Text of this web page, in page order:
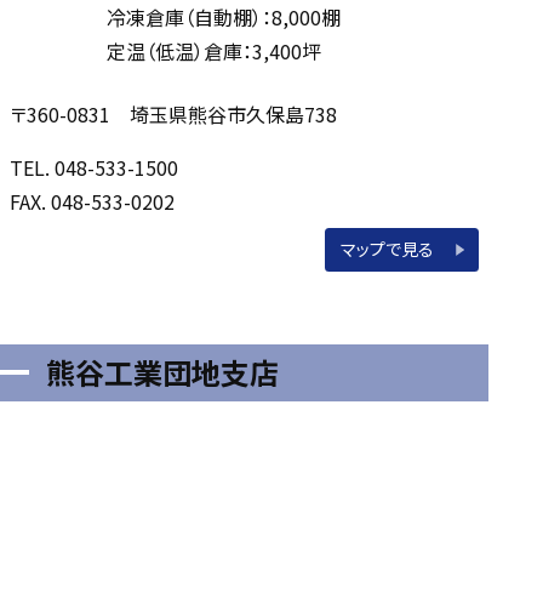
冷凍倉庫（自動棚）：8,000棚
定温（低温）倉庫：3,400坪
〒360-0831 埼玉県熊谷市久保島738
TEL. 048-533-1500
FAX. 048-533-0202
マップで見る
熊谷工業団地支店